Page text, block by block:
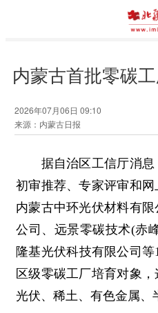
内蒙古首批零碳
2026年07月06日 09:10
来源：内蒙古日报
据自治区工信厅消息
初审推荐、专家评审和
内蒙古中环光伏材料有
公司、远景零碳技术(赤
隆基光伏科技有限公司
区级零碳工厂培育对象，
光伏、稀土、有色金属、